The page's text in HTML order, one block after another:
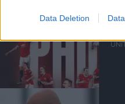
Data Deletion